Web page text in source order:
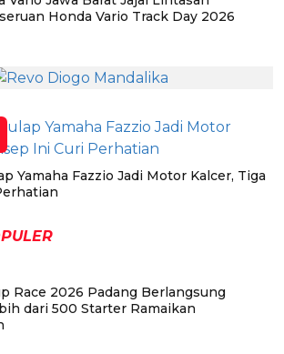
Honda Vario Track Day 2026
Yamaha Fazzio Jadi Motor Kalcer, Tiga
Race 2026 Padang Berlangsung
dari 500 Starter Ramaikan